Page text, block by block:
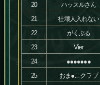
20
ハッスルさん
21
社壊人入れない
22
がくぶる
23
Vier
24
●●●●●●●
25
おま●こクラブ